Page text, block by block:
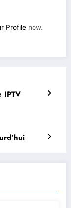
Profile now.
IPTV